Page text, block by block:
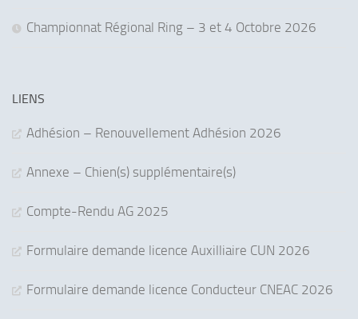
Championnat Régional Ring – 3 et 4 Octobre 2026
LIENS
Adhésion – Renouvellement Adhésion 2026
Annexe – Chien(s) supplémentaire(s)
Compte-Rendu AG 2025
Formulaire demande licence Auxilliaire CUN 2026
Formulaire demande licence Conducteur CNEAC 2026